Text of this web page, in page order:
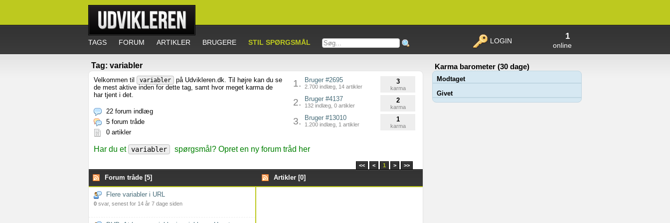
TAGS FORUM ARTIKLER BRUGERE STIL SPØRGSMÅL
1
online
LOGIN
Tag: variabler
Velkommen til variabler
på Udvikleren.dk. Til højre kan du se
de mest aktive inden for dette tag, samt hvor meget karma de
har tjent i det.
22 forum indlæg
5 forum tråde
0 artikler
3
karma
1. Bruger #2695
2.700 indlæg, 14 artikler
2
karma
2. Bruger #4137
132 indlæg, 0 artikler
1
karma
3. Bruger #13010
1.200 indlæg, 1 artikler
Har du et variabler spørgsmål? Opret en ny forum tråd her
<< < 1 > >>
Forum tråde [5] Artikler [0]
Flere variabler i URL
0 svar, senest for 14 år 7 dage siden
Karma barometer (30 dage)
Modtaget
Givet